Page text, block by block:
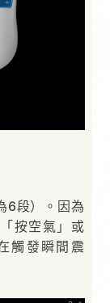
6段）。因為
按空氣」或
觸發瞬間震